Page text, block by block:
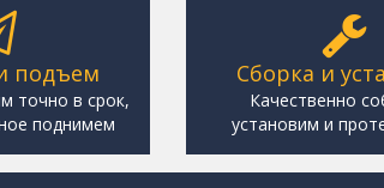
подъем
точно в срок,
поднимем
Сборка и
Качественно
установим и